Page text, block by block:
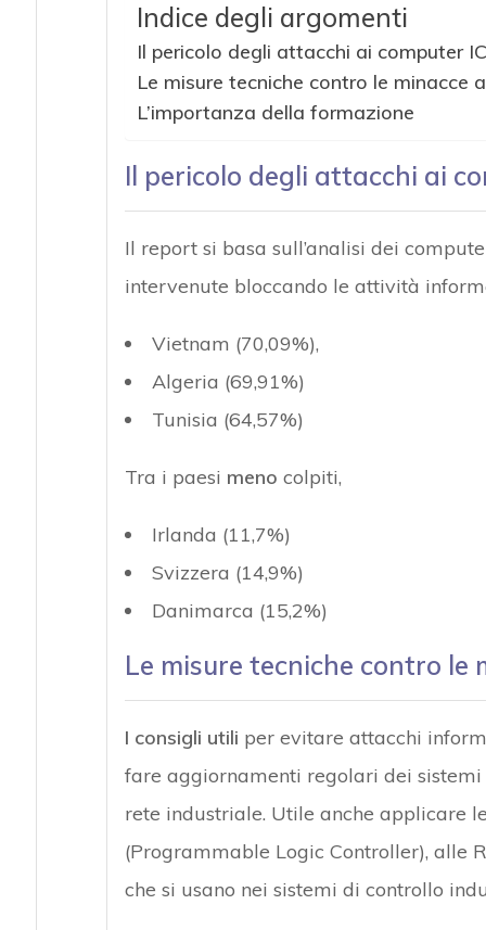
Indice degli argomenti
Il pericolo degli attacchi ai computer
Le misure tecniche contro le minacce
L’importanza della formazione
Il pericolo degli attacchi ai
Il report si basa sull’analisi dei
intervenute bloccando le attività
Vietnam (70,09%),
Algeria (69,91%)
Tunisia (64,57%)
Tra i paesi meno colpiti,
Irlanda (11,7%)
Svizzera (14,9%)
Danimarca (15,2%)
Le misure tecniche contro le
I consigli utili per evitare attacchi
fare aggiornamenti regolari dei
rete industriale. Utile anche applicare
(Programmable Logic Controller), alle
che si usano nei sistemi di controllo